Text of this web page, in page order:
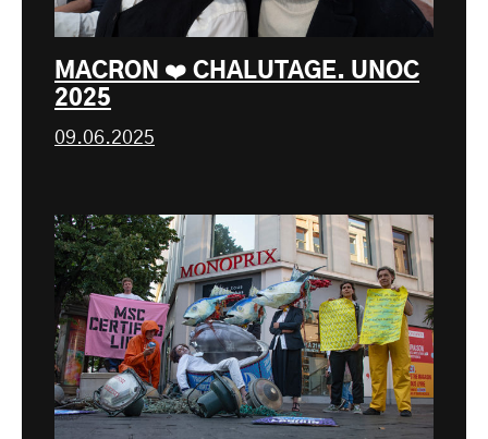
MACRON ❤️ CHALUTAGE. UNOC
2025
09.06.2025